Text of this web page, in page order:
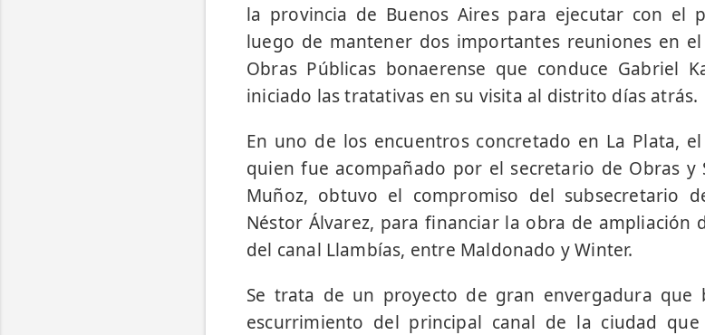
la provincia de Buenos Aires para ejecutar con el
luego de mantener dos importantes reuniones en
Obras Públicas bonaerense que conduce Gabriel
iniciado las tratativas en su visita al distrito días atrás.
En uno de los encuentros concretado en La Plata,
quien fue acompañado por el secretario de Obras y
Muñoz, obtuvo el compromiso del subsecretario
Néstor Álvarez, para financiar la obra de ampliación
del canal Llambías, entre Maldonado y Winter.
Se trata de un proyecto de gran envergadura que
escurrimiento del principal canal de la ciudad